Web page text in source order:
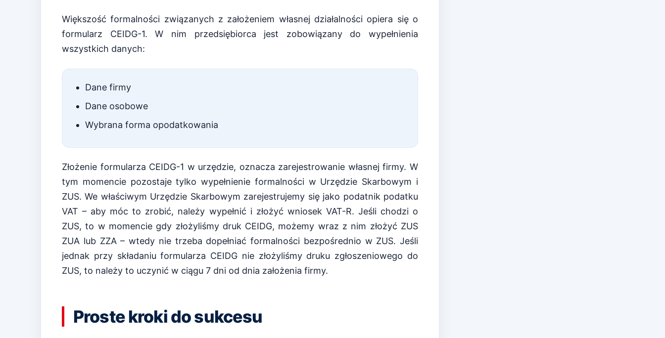
Większość formalności związanych z założeniem własnej działalności opiera się o
formularz CEIDG-1. W nim przedsiębiorca jest zobowiązany do wypełnienia
wszystkich danych:
Dane firmy
Dane osobowe
Wybrana forma opodatkowania
Złożenie formularza CEIDG-1 w urzędzie, oznacza zarejestrowanie własnej firmy. W
tym momencie pozostaje tylko wypełnienie formalności w Urzędzie Skarbowym i
ZUS. We właściwym Urzędzie Skarbowym zarejestrujemy się jako podatnik podatku
VAT – aby móc to zrobić, należy wypełnić i złożyć wniosek VAT-R. Jeśli chodzi o
ZUS, to w momencie gdy złożyliśmy druk CEIDG, możemy wraz z nim złożyć ZUS
ZUA lub ZZA – wtedy nie trzeba dopełniać formalności bezpośrednio w ZUS. Jeśli
jednak przy składaniu formularza CEIDG nie złożyliśmy druku zgłoszeniowego do
ZUS, to należy to uczynić w ciągu 7 dni od dnia założenia firmy.
Proste kroki do sukcesu